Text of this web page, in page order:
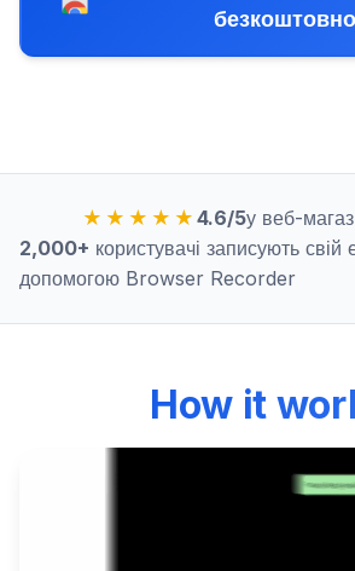
безкоштовно
★★★★★ 4.6/5у веб-
2,000+ користувачі записують свій
допомогою Browser Recorder
How it